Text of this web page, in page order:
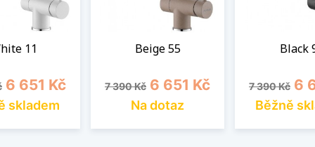
11
Cena
6 651 Kč
skladem
Beige 55
Běžná cena
7 390 Kč Cena
6 651 Kč
Na dotaz
Black
Běžná cena
7 390 Kč 6
Běžně